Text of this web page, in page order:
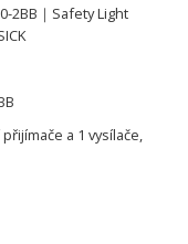
2BB｜Safety Light
a 1 vysílače,